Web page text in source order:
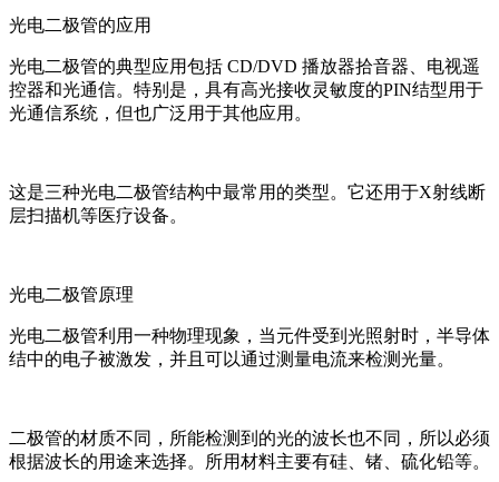
光电二极管的应用
光电二极管的典型应用包括 CD/DVD 播放器拾音器、电视遥
控器和光通信。特别是，具有高光接收灵敏度的PIN结型用于
光通信系统，但也广泛用于其他应用。
这是三种光电二极管结构中最常用的类型。它还用于X射线断
层扫描机等医疗设备。
光电二极管原理
光电二极管利用一种物理现象，当元件受到光照射时，半导体
结中的电子被激发，并且可以通过测量电流来检测光量。
二极管的材质不同，所能检测到的光的波长也不同，所以必须
根据波长的用途来选择。所用材料主要有硅、锗、硫化铅等。